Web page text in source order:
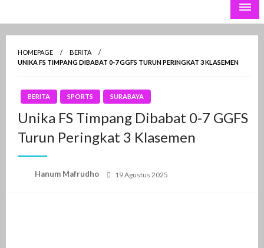
PSGnews
the Lava Pijar
HOMEPAGE
BERITA
UNIKA FS TIMPANG DIBABAT 0-7 GGFS TURUN PERINGKAT 3 KLASEMEN
BERITA SPORTS SURABAYA
Unika FS Timpang Dibabat 0-7 GGFS
Turun Peringkat 3 Klasemen
Hanum Mafrudho
Posted
19 Agustus 2025